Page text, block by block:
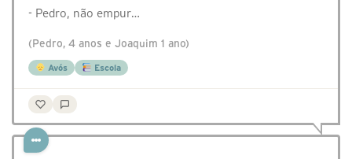
- Pedro, não empur…
(Pedro, 4 anos e Joaquim 1 ano)
Avós Escola